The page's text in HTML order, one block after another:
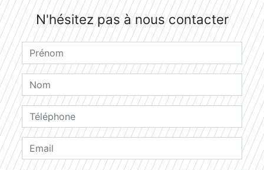
N'hésitez pas à nous contacter